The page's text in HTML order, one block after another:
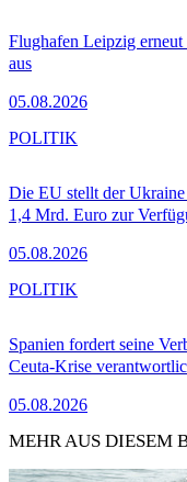
Flughafen Leipzig
aus
05.08.2026
Die EU stellt der
1,4 Mrd. Euro zur
05.08.2026
POLITIK
Spanien fordert seine
Ceuta-Krise
05.08.2026
POLITIK
MEHR AUS DIESEM